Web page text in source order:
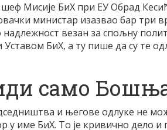
Мисије БиХ при ЕУ Обрад
министар изазвао бар три
надлежност везан за спољну
БиХ, а ту пише да су те
само
и његове одлуке не
у име БиХ. То је кривично дело